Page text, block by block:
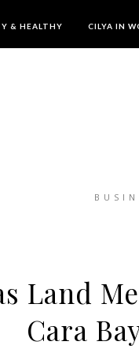
& HEALTHY CILYA IN
Land
Cara